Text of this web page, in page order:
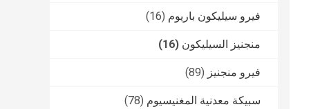
فيرو سيليكون باريوم (16)
منجنيز السيليكون (16)
فيرو منجنيز (89)
سبيكة معدنية المغنيسيوم (78)